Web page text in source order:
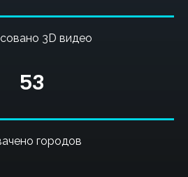
3D видео
53
городов